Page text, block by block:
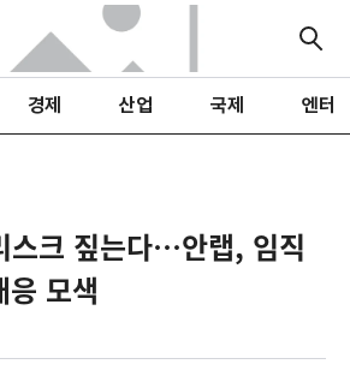
경제 산업 국제 엔터
스크 짚는다…안랩, 임직
응 모색